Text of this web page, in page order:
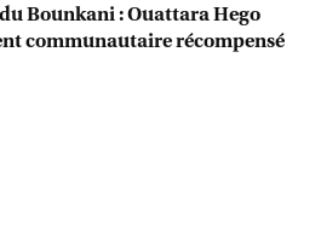
Bounkani : Ouattara Hego
communautaire récompensé